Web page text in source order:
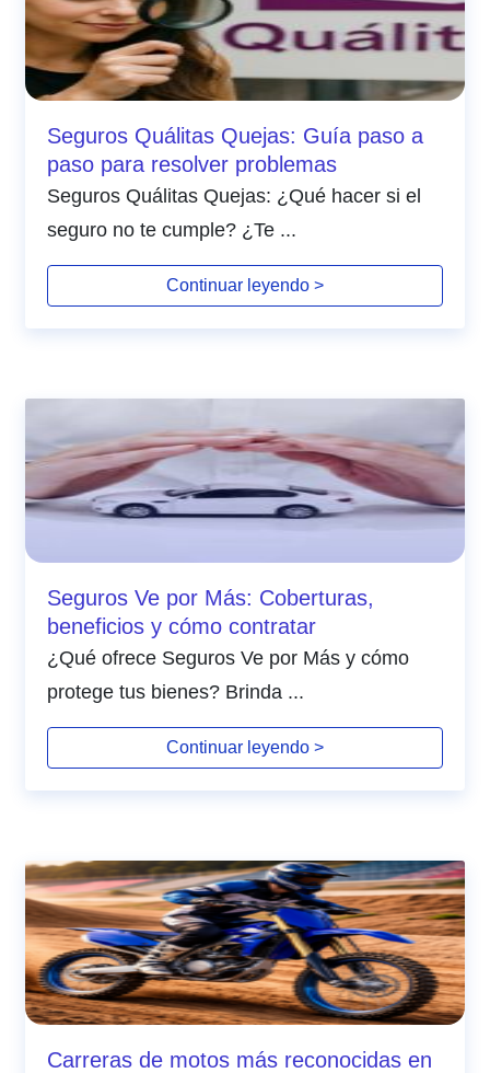
Seguros Quálitas Quejas: Guía paso a
paso para resolver problemas
Seguros Quálitas Quejas: ¿Qué hacer si el
seguro no te cumple? ¿Te ...
Continuar leyendo >
Seguros Ve por Más: Coberturas,
beneficios y cómo contratar
¿Qué ofrece Seguros Ve por Más y cómo
protege tus bienes? Brinda ...
Continuar leyendo >
Carreras de motos más reconocidas en